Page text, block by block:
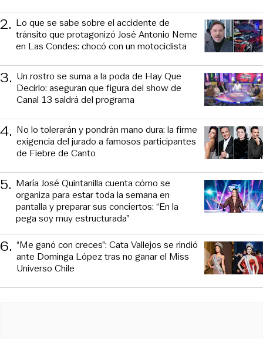
2. Lo que se sabe sobre el accidente de
tránsito que protagonizó José Antonio Neme
en Las Condes: chocó con un motociclista
3. Un rostro se suma a la poda de Hay Que
Decirlo: aseguran que figura del show de
Canal 13 saldrá del programa
4. No lo tolerarán y pondrán mano dura: la firme
exigencia del jurado a famosos participantes
de Fiebre de Canto
5. María José Quintanilla cuenta cómo se
organiza para estar toda la semana en
pantalla y preparar sus conciertos: “En la
pega soy muy estructurada”
6. “Me ganó con creces”: Cata Vallejos se rindió
ante Dominga López tras no ganar el Miss
Universo Chile